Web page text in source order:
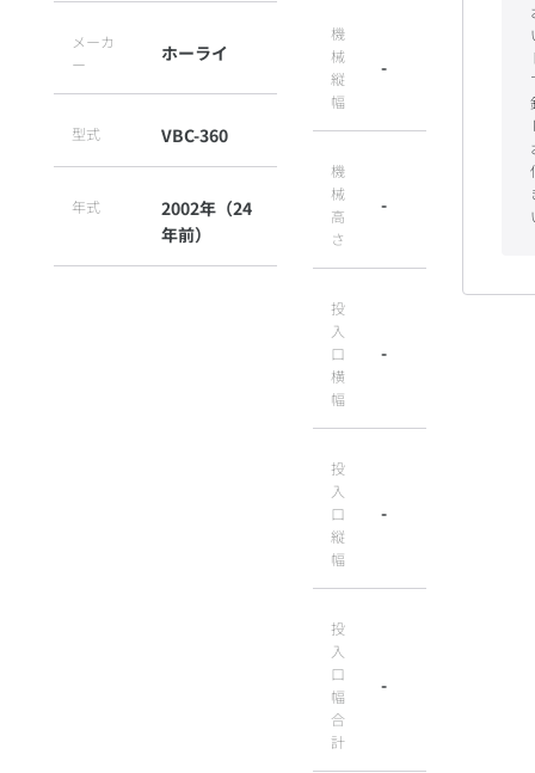
メーカ
ー
ホーライ
型式 VBC-360
年式
2002年（24
年前）
機
械
縦
幅
-
機
械
高
さ
-
投
入
口
横
幅
-
投
入
口
縦
幅
-
投
入
口
幅
合
計
-